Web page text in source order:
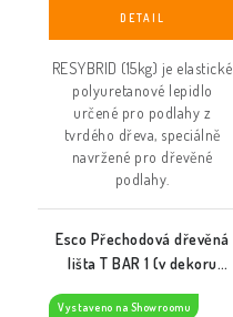
RESYBRID (15kg) je elastické
polyuretanové lepidlo
určené pro podlahy z
tvrdého dřeva, speciálně
navržené pro dřevěné
podlahy.
Esco Přechodová dřevěná
lišta T BAR 1 (v dekoru
Vystaveno na Showroomu